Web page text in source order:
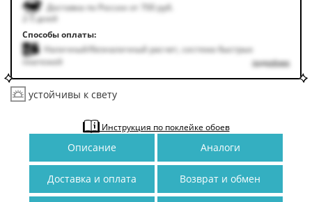
Доставка по России от 700 руб.
2-5 дней
Способы оплаты:
Наличный/безналичный расчет, система быстрых
платежей
подробнее
устойчивы к свету
Инструкция по поклейке обоев
Описание Аналоги
Доставка и оплата Возврат и обмен